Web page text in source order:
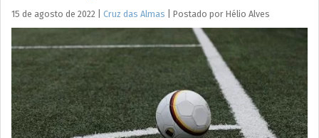
15 de agosto de 2022 Cruz das Almas Postado por Hélio Alves